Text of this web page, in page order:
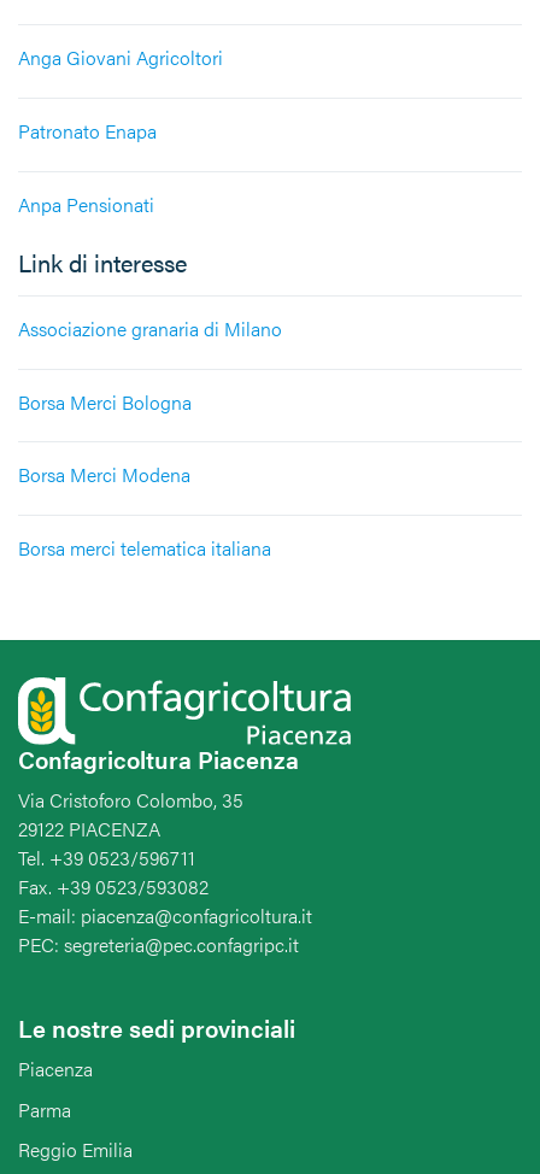
Anga Giovani Agricoltori
Patronato Enapa
Anpa Pensionati
Link di interesse
Associazione granaria di Milano
Borsa Merci Bologna
Borsa Merci Modena
Borsa merci telematica italiana
Confagricoltura Piacenza
Via Cristoforo Colombo, 35
29122 PIACENZA
Tel. +39 0523/596711
Fax. +39 0523/593082
E-mail: piacenza@confagricoltura.it
PEC: segreteria@pec.confagripc.it
Le nostre sedi provinciali
Piacenza
Parma
Reggio Emilia